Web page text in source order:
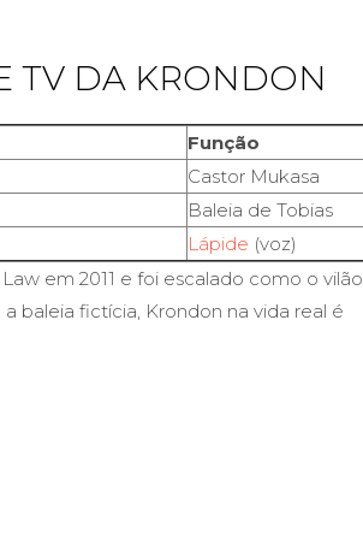
TV DA KRONDON
Função
Castor Mukasa
Baleia de Tobias
Lápide (voz)
em 2011 e foi escalado como o vilão
baleia fictícia, Krondon na vida real é